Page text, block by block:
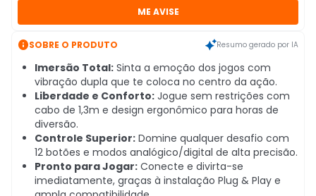
ME AVISE
SOBRE O PRODUTO Resumo gerado por IA
Imersão Total: Sinta a emoção dos jogos com
vibração dupla que te coloca no centro da ação.
Liberdade e Conforto: Jogue sem restrições com
cabo de 1,3m e design ergonômico para horas de
diversão.
Controle Superior: Domine qualquer desafio com
12 botões e modos analógico/digital de alta precisão.
Pronto para Jogar: Conecte e divirta-se
imediatamente, graças à instalação Plug & Play e